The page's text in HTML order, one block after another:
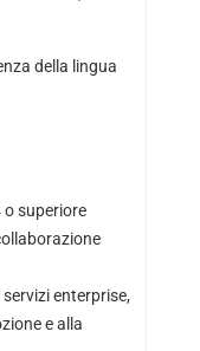
della lingua
superiore
enterprise,
e alla